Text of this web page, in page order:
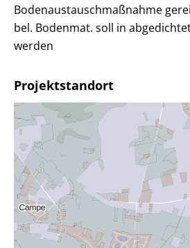
Bodenaustauschmaßnahme
bel. Bodenmat. soll in
werden
Projektstandort